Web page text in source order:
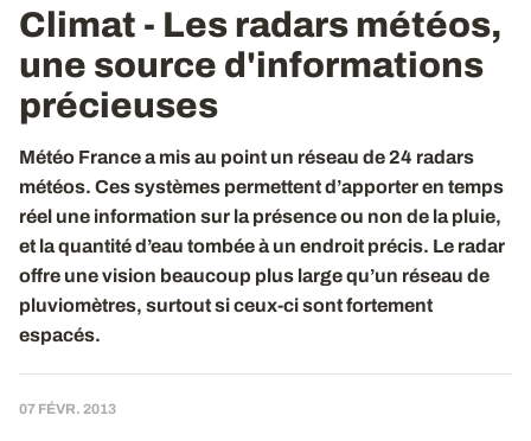
Climat - Les radars météos,
une source d'informations
précieuses
Météo France a mis au point un réseau de 24 radars
météos. Ces systèmes permettent d’apporter en temps
réel une information sur la présence ou non de la pluie,
et la quantité d’eau tombée à un endroit précis. Le radar
offre une vision beaucoup plus large qu’un réseau de
pluviomètres, surtout si ceux-ci sont fortement
espacés.
07 FÉVR. 2013